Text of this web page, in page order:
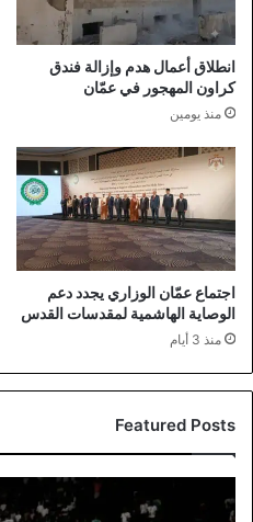
انطلاق أعمال هدم وإزالة فندق
كراون المهجور في عمّان
منذ يومين
اجتماع عمّان الوزاري يجدد دعم
الوصاية الهاشمية لمقدسات القدس
منذ 3 أيام
Featured Posts
سلة